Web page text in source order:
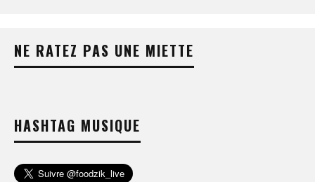
NE RATEZ PAS UNE MIETTE
HASHTAG MUSIQUE